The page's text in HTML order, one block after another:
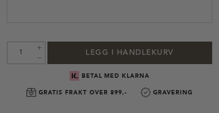
LEGG I HANDLEKURV
BETAL MED KLARNA
GRATIS FRAKT OVER 899,- GRAVERING